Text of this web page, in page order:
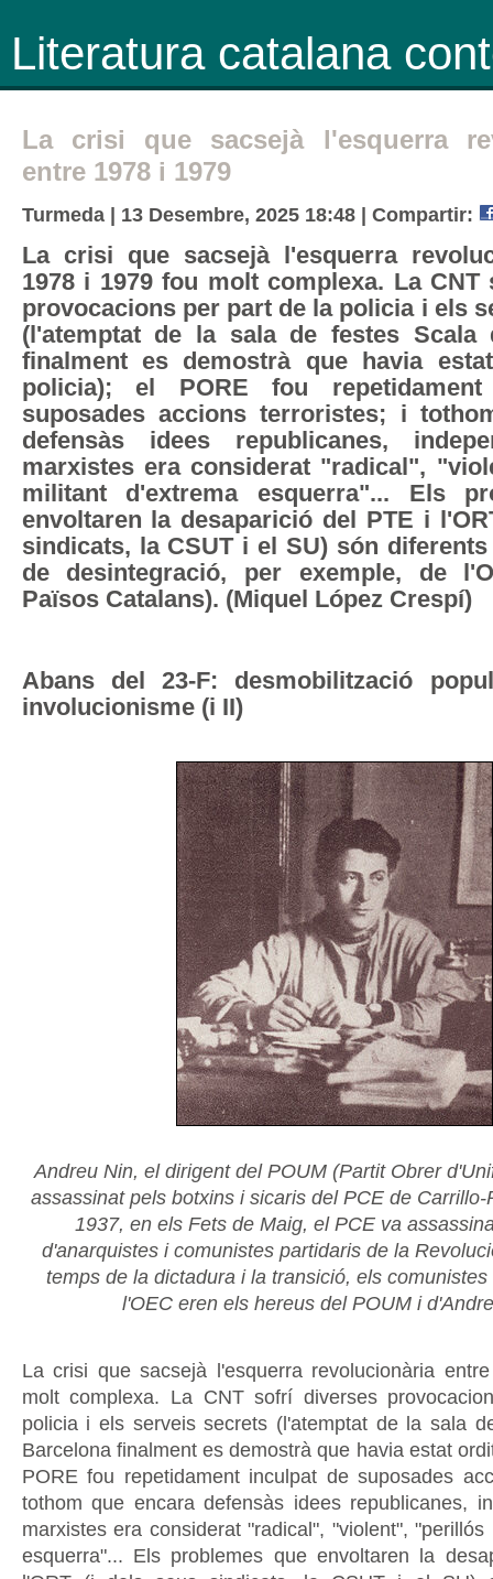
Literatura catalana
La crisi que sacsejà l'esquerra
entre 1978 i 1979
Turmeda | 13 Desembre, 2025 18:48 | Compartir:
La crisi que sacsejà l'esquerra
1978 i 1979 fou molt complexa. La
provocacions per part de la policia i els
(l'atemptat de la sala de festes Scala
finalment es demostrà que havia
policia); el PORE fou
suposades accions terroristes; i
defensàs idees republicanes,
marxistes era considerat "radical",
militant d'extrema esquerra"... Els
envoltaren la desaparició del PTE i
sindicats, la CSUT i el SU) són
de desintegració, per exemple, de
Països Catalans). (Miquel López Crespí)
Abans del 23-F: desmobilització
involucionisme (i II)
Andreu Nin, el dirigent del POUM (Partit Obrer
assassinat pels botxins i sicaris del PCE de
1937, en els Fets de Maig, el PCE va
d'anarquistes i comunistes partidaris de la
temps de la dictadura i la transició, els
l'OEC eren els hereus del POUM i
La crisi que sacsejà l'esquerra revolucionària
molt complexa. La CNT sofrí diverses
policia i els serveis secrets (l'atemptat de la sala
Barcelona finalment es demostrà que havia estat
PORE fou repetidament inculpat de suposades
tothom que encara defensàs idees republicanes,
marxistes era considerat "radical", "violent", "perillós
esquerra"... Els problemes que envoltaren la